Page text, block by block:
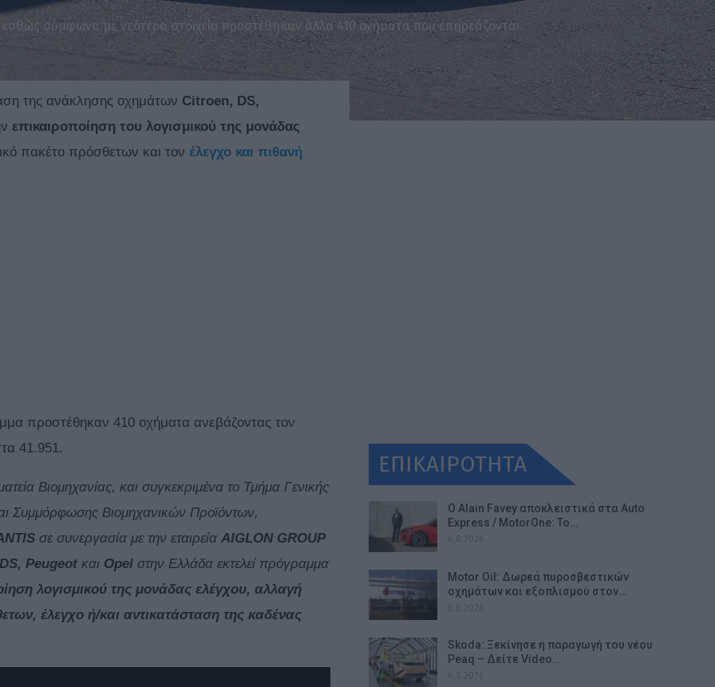
σύμφωνα με νεότερα στοιχεία προστέθηκαν άλλα 410 οχήματα που επηρεάζονται.
της ανάκλησης οχημάτων Citroen, DS,
επικαιροποίηση του λογισμικού της μονάδας
πακέτο πρόσθετων και τον έλεγχο και πιθανή
προστέθηκαν 410 οχήματα ανεβάζοντας τον
41.951.
Βιομηχανίας, και συγκεκριμένα το Τμήμα Γενικής
Συμμόρφωσης Βιομηχανικών Προϊόντων,
σε συνεργασία με την εταιρεία AIGLON GROUP
Peugeot και Opel στην Ελλάδα εκτελεί πρόγραμμα
λογισμικού της μονάδας ελέγχου, αλλαγή
έλεγχο ή/και αντικατάσταση της καδένας
ΕΠΙΚΑΙΡΟΤΗΤΑ
Ο Alain Favey αποκλειστικά στα Auto
Express / MotorOne: Το…
Motor Oil: Δωρεά πυροσβεστικών
οχημάτων και εξοπλισμού στον…
Skoda: Ξεκίνησε η παραγωγή του νέου
Peaq – Δείτε Video…